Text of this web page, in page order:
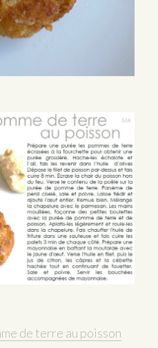
de terre au poisson